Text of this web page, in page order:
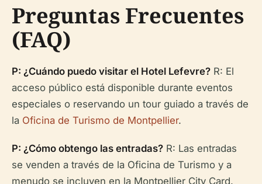
Preguntas Frecuentes
(FAQ)
P: ¿Cuándo puedo visitar el Hotel Lefevre? R: El
acceso público está disponible durante eventos
especiales o reservando un tour guiado a través de
la Oficina de Turismo de Montpellier.
P: ¿Cómo obtengo las entradas? R: Las entradas
se venden a través de la Oficina de Turismo y a
menudo se incluyen en la Montpellier City Card.